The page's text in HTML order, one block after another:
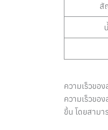
สั
ความเร็วขอ
ความเร็วขอ
ขึ้น โดยสาม